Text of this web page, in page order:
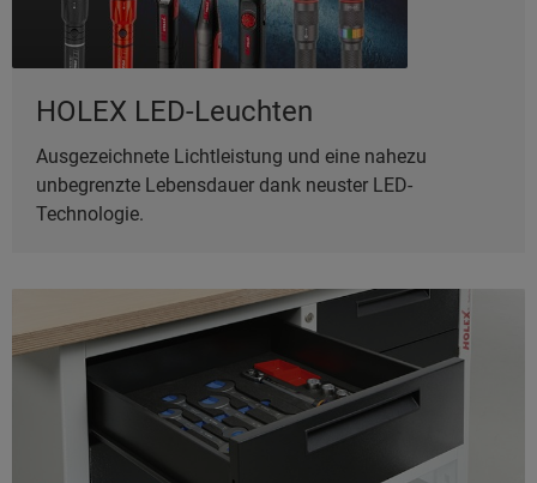
HOLEX LED-Leuchten
Ausgezeichnete Lichtleistung und eine nahezu
unbegrenzte Lebensdauer dank neuster LED-
Technologie.